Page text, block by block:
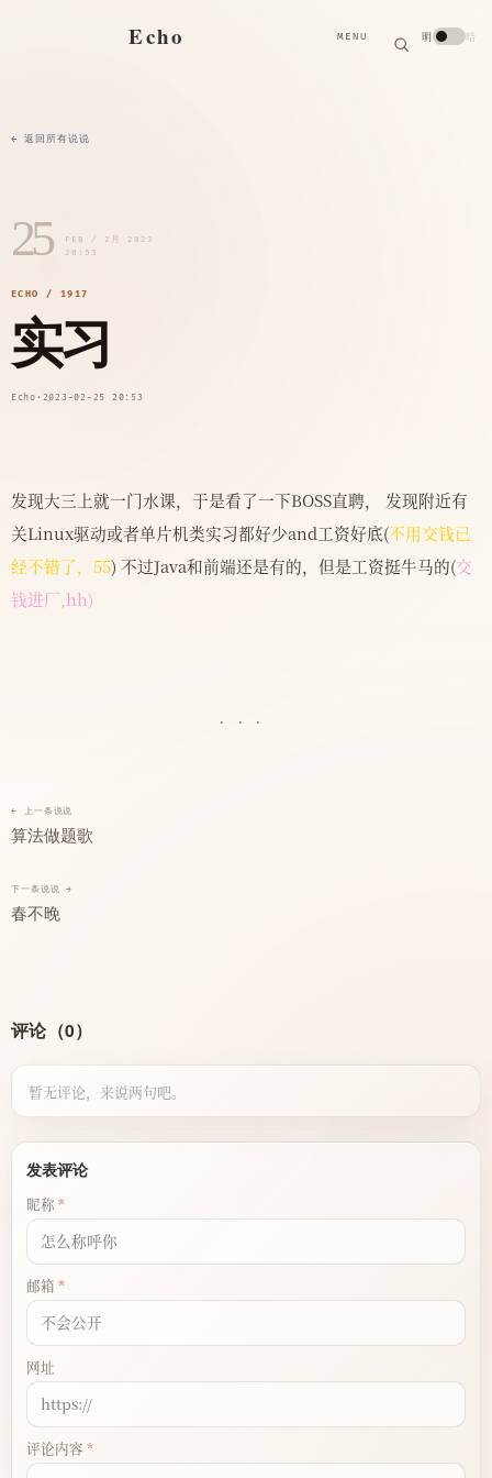
Echo MENU
索 搜
明 暗
← 返回所有说说
25
FEB / 2月 2023
20:53
ECHO / 1917
实习
Echo · 2023-02-25 20:53
发现大三上就一门水课，于是看了一下BOSS直聘， 发现附近有
关Linux驱动或者单片机类实习都好少and工资好底(不用交钱已
经不错了，55) 不过Java和前端还是有的，但是工资挺牛马的(交
钱进厂,hh)
···
← 上一条说说
算法做题歌
下一条说说 →
春不晚
评论（0）
暂无评论，来说两句吧。
发表评论
昵称
邮箱
网址
评论内容